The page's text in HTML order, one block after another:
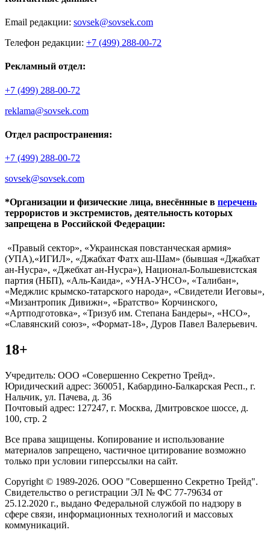
Email редакции: sovsek@sovsek.com
Телефон редакции: +7 (499) 288-00-72
Рекламный отдел:
+7 (499) 288-00-72
reklama@sovsek.com
Отдел распространения:
+7 (499) 288-00-72
sovsek@sovsek.com
*Организации и физические лица, внесённные в перечень
террористов и экстремистов, деятельность которых
запрещена в Российской Федерации:
«Правый сектор», «Украинская повстанческая армия»
(УПА),«ИГИЛ», «Джабхат Фатх аш-Шам» (бывшая «Джабхат
ан-Нусра», «Джебхат ан-Нусра»), Национал-Большевистская
партия (НБП), «Аль-Каида», «УНА-УНСО», «Талибан»,
«Меджлис крымско-татарского народа», «Свидетели Иеговы»,
«Мизантропик Дивижн», «Братство» Корчинского,
«Артподготовка», «Тризуб им. Степана Бандеры», «НСО»,
«Славянский союз», «Формат-18», Дуров Павел Валерьевич.
18+
Учредитель: ООО «Совершенно Секретно Трейд».
Юридический адрес: 360051, Кабардино-Балкарская Респ., г.
Нальчик, ул. Пачева, д. 36
Почтовый адрес: 127247, г. Москва, Дмитровское шоссе, д.
100, стр. 2
Все права защищены. Копирование и использование
материалов запрещено, частичное цитирование возможно
только при условии гиперссылки на сайт.
Copyright © 1989-2026. ООО "Совершенно Секретно Трейд".
Свидетельство о регистрации ЭЛ № ФС 77-79634 от
25.12.2020 г., выдано Федеральной службой по надзору в
сфере связи, информационных технологий и массовых
коммуникаций.